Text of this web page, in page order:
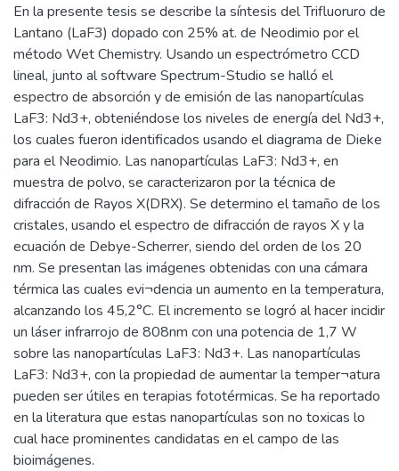
En la presente tesis se describe la síntesis del Trifluoruro de
Lantano (LaF3) dopado con 25% at. de Neodimio por el
método Wet Chemistry. Usando un espectrómetro CCD
lineal, junto al software Spectrum-Studio se halló el
espectro de absorción y de emisión de las nanopartículas
LaF3: Nd3+, obteniéndose los niveles de energía del Nd3+,
los cuales fueron identificados usando el diagrama de Dieke
para el Neodimio. Las nanopartículas LaF3: Nd3+, en
muestra de polvo, se caracterizaron por la técnica de
difracción de Rayos X(DRX). Se determino el tamaño de los
cristales, usando el espectro de difracción de rayos X y la
ecuación de Debye-Scherrer, siendo del orden de los 20
nm. Se presentan las imágenes obtenidas con una cámara
térmica las cuales evi¬dencia un aumento en la temperatura,
alcanzando los 45,2°C. El incremento se logró al hacer incidir
un láser infrarrojo de 808nm con una potencia de 1,7 W
sobre las nanopartículas LaF3: Nd3+. Las nanopartículas
LaF3: Nd3+, con la propiedad de aumentar la temper¬atura
pueden ser útiles en terapias fototérmicas. Se ha reportado
en la literatura que estas nanopartículas son no toxicas lo
cual hace prominentes candidatas en el campo de las
bioimágenes.